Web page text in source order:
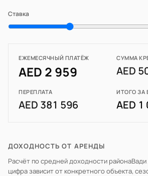
Ставка
ЕЖЕМЕСЯЧНЫЙ ПЛАТЁЖ
AED 2 959
СУММА
AED
ПЕРЕПЛАТА
AED 381 596
ИТОГО ЗА
AED
ДОХОДНОСТЬ ОТ АРЕНДЫ
Расчёт по средней доходности района
цифра зависит от конкретного объекта,